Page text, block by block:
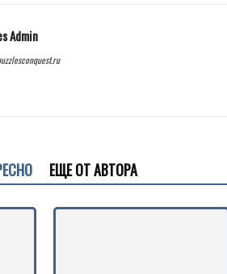
Admin
ЕЩЕ ОТ АВТОРА